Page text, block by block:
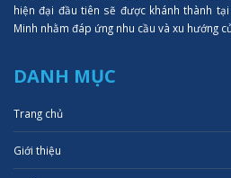
hiện đại đầu tiên sẽ được khánh thành
Minh nhằm đáp ứng nhu cầu và xu hướng
DANH MỤC
Trang chủ
Giới thiệu